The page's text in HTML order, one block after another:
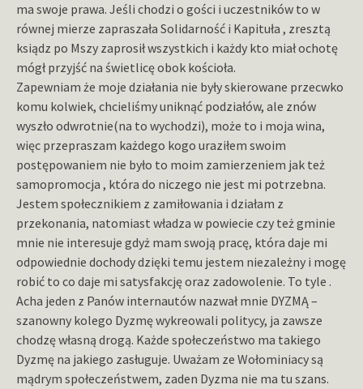
ma swoje prawa. Jeśli chodzi o gości i uczestników to w
równej mierze zapraszała Solidarność i Kapituła , zresztą
ksiądz po Mszy zaprosił wszystkich i każdy kto miał ochotę
mógł przyjść na świetlicę obok kościoła.
Zapewniam że moje działania nie były skierowane przecwko
komu kolwiek, chcieliśmy uniknąć podziałów, ale znów
wyszło odwrotnie(na to wychodzi), może to i moja wina,
więc przepraszam każdego kogo uraziłem swoim
postępowaniem nie było to moim zamierzeniem jak też
samopromocja , która do niczego nie jest mi potrzebna.
Jestem społecznikiem z zamiłowania i działam z
przekonania, natomiast władza w powiecie czy też gminie
mnie nie interesuje gdyż mam swoją pracę, która daje mi
odpowiednie dochody dzięki temu jestem niezależny i mogę
robić to co daje mi satysfakcję oraz zadowolenie. To tyle .
Acha jeden z Panów internautów nazwał mnie DYZMĄ –
szanowny kolego Dyzmę wykreowali politycy, ja zawsze
chodzę własną drogą. Każde społeczeństwo ma takiego
Dyzmę na jakiego zasługuje. Uważam ze Wołominiacy są
mądrym społeczeństwem, zaden Dyzma nie ma tu szans.